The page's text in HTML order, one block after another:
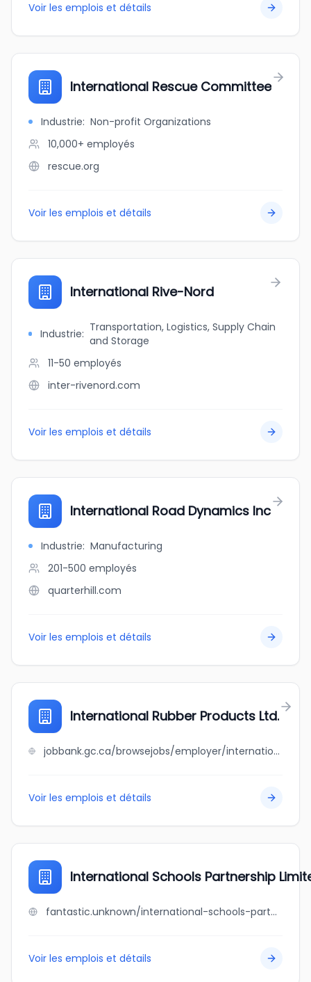
Voir les emplois et détails
International Rescue Committee
Industrie: Non-profit Organizations
10,000+ employés
rescue.org
Voir les emplois et détails
International Rive-Nord
Industrie: Transportation, Logistics, Supply Chain
and Storage
11-50 employés
inter-rivenord.com
Voir les emplois et détails
International Road Dynamics Inc
Industrie: Manufacturing
201-500 employés
quarterhill.com
Voir les emplois et détails
International Rubber Products Ltd.
jobbank.gc.ca/browsejobs/employer/international+rubber+products+ltd./ca
Voir les emplois et détails
International Schools Partnership
fantastic.unknown/international-schools-partnership-limited
Voir les emplois et détails